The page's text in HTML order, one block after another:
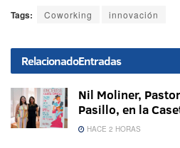
Tags: Coworking innovación
RelacionadoEntradas
Nil Moliner,
Pasillo, en la
HACE 2 HORAS